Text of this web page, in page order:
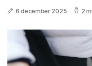
6 december 2025 2